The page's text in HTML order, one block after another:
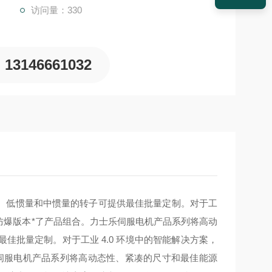
访问量：330
13146661032
惯量和中惯量的转子可提供最佳批量定制。对于工
版本*了产品组合。 力士乐伺服电机产品系列将高动
批量定制。对于工业 4.0 环境中的智能解决方案，
服电机产品系列将高动态性、紧凑的尺寸和最佳能源